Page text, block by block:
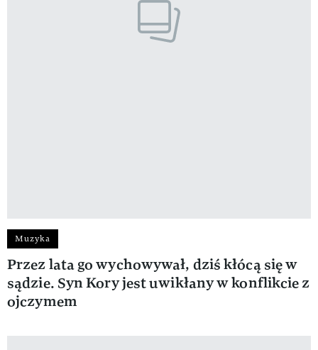
Muzyka
Przez lata go wychowywał, dziś kłócą się w
sądzie. Syn Kory jest uwikłany w konflikcie z
ojczymem